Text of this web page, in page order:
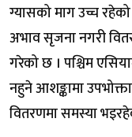
ग्यासको माग उच्च
अभाव सृजना नगरी
गरेको छ । पश्चिम
नहुने आशङ्कामा
वितरणमा समस्या